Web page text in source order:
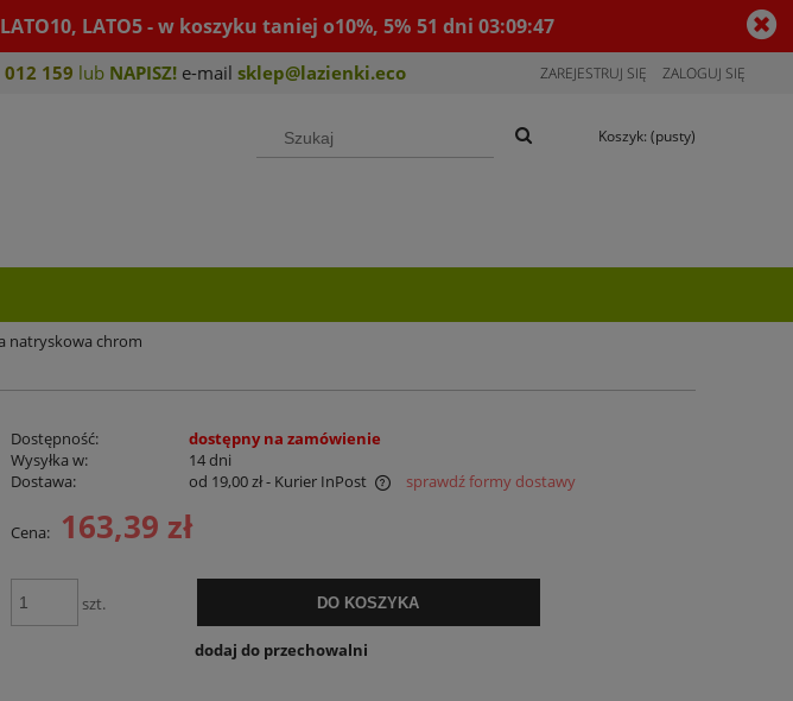
LATO5 - w koszyku taniej o10%, 5% 51 dni03:09:47
159 lub NAPISZ! e-mail sklep@lazienki.eco ZAREJESTRUJ SIĘ ZALOGUJ SIĘ
Koszyk: (pusty)
natryskowa chrom
Dostępność:
dostępny na zamówienie
Wysyłka w:
14 dni
Dostawa:
od 19,00 zł- Kurier InPost
Cena nie zawiera ewentualnych kosztów
sprawdź formy dostawy
Cena: 163,39 zł
szt. DO KOSZYKA
dodaj do przechowalni